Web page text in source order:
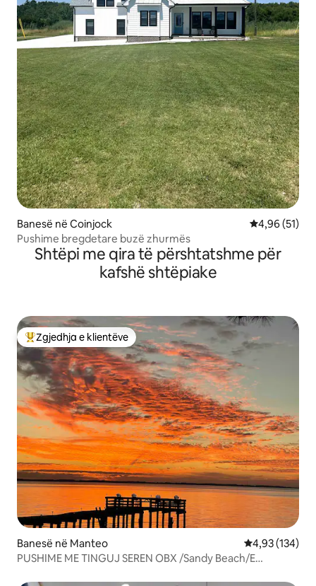
Banesë në Coinjock Vlerësimi
4,96 (51)
Pushime bregdetare buzë zhurmës
Shtëpi me qira të përshtatshme për
kafshë shtëpiake
Më të mirat e zgjedhjeve të klientëve
Zgjedhja e klientëve
Banesë në Manteo Vlerësimi
4,93 (134)
PUSHIME ME TINGUJ SEREN OBX /Sandy Beach/E